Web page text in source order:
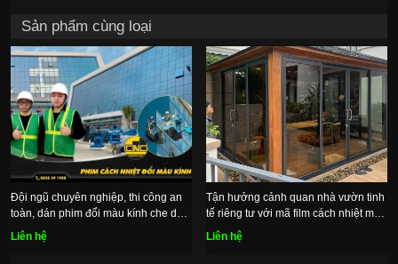
Sản phẩm cùng loại
Đội ngũ chuyên nghiệp, thi công an
toàn, dán phim đổi màu kính che dầm
thẩm mỹ
Liên hệ
Tận hưởng cảnh quan nhà vườn tinh
tế riêng tư với mã film cách nhiệt màu
carbon đen nhạt
Liên hệ